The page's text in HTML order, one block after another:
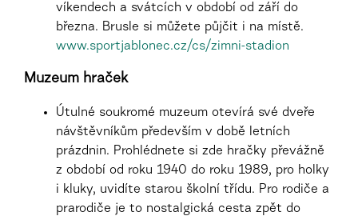
víkendech a svátcích v období od září do
března. Brusle si můžete půjčit i na místě.
www.sportjablonec.cz/cs/zimni-stadion
Muzeum hraček
Útulné soukromé muzeum otevírá své dveře
návštěvníkům především v době letních
prázdnin. Prohlédnete si zde hračky převážně
z období od roku 1940 do roku 1989, pro holky
i kluky, uvidíte starou školní třídu. Pro rodiče a
prarodiče je to nostalgická cesta zpět do